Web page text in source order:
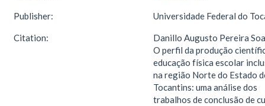
Publisher: Universidade Federal do
Citation:
Danillo Augusto Pereira
O perfil da produção
educação física escolar
na região Norte do Estado
Tocantins: uma análise dos
trabalhos de conclusão de